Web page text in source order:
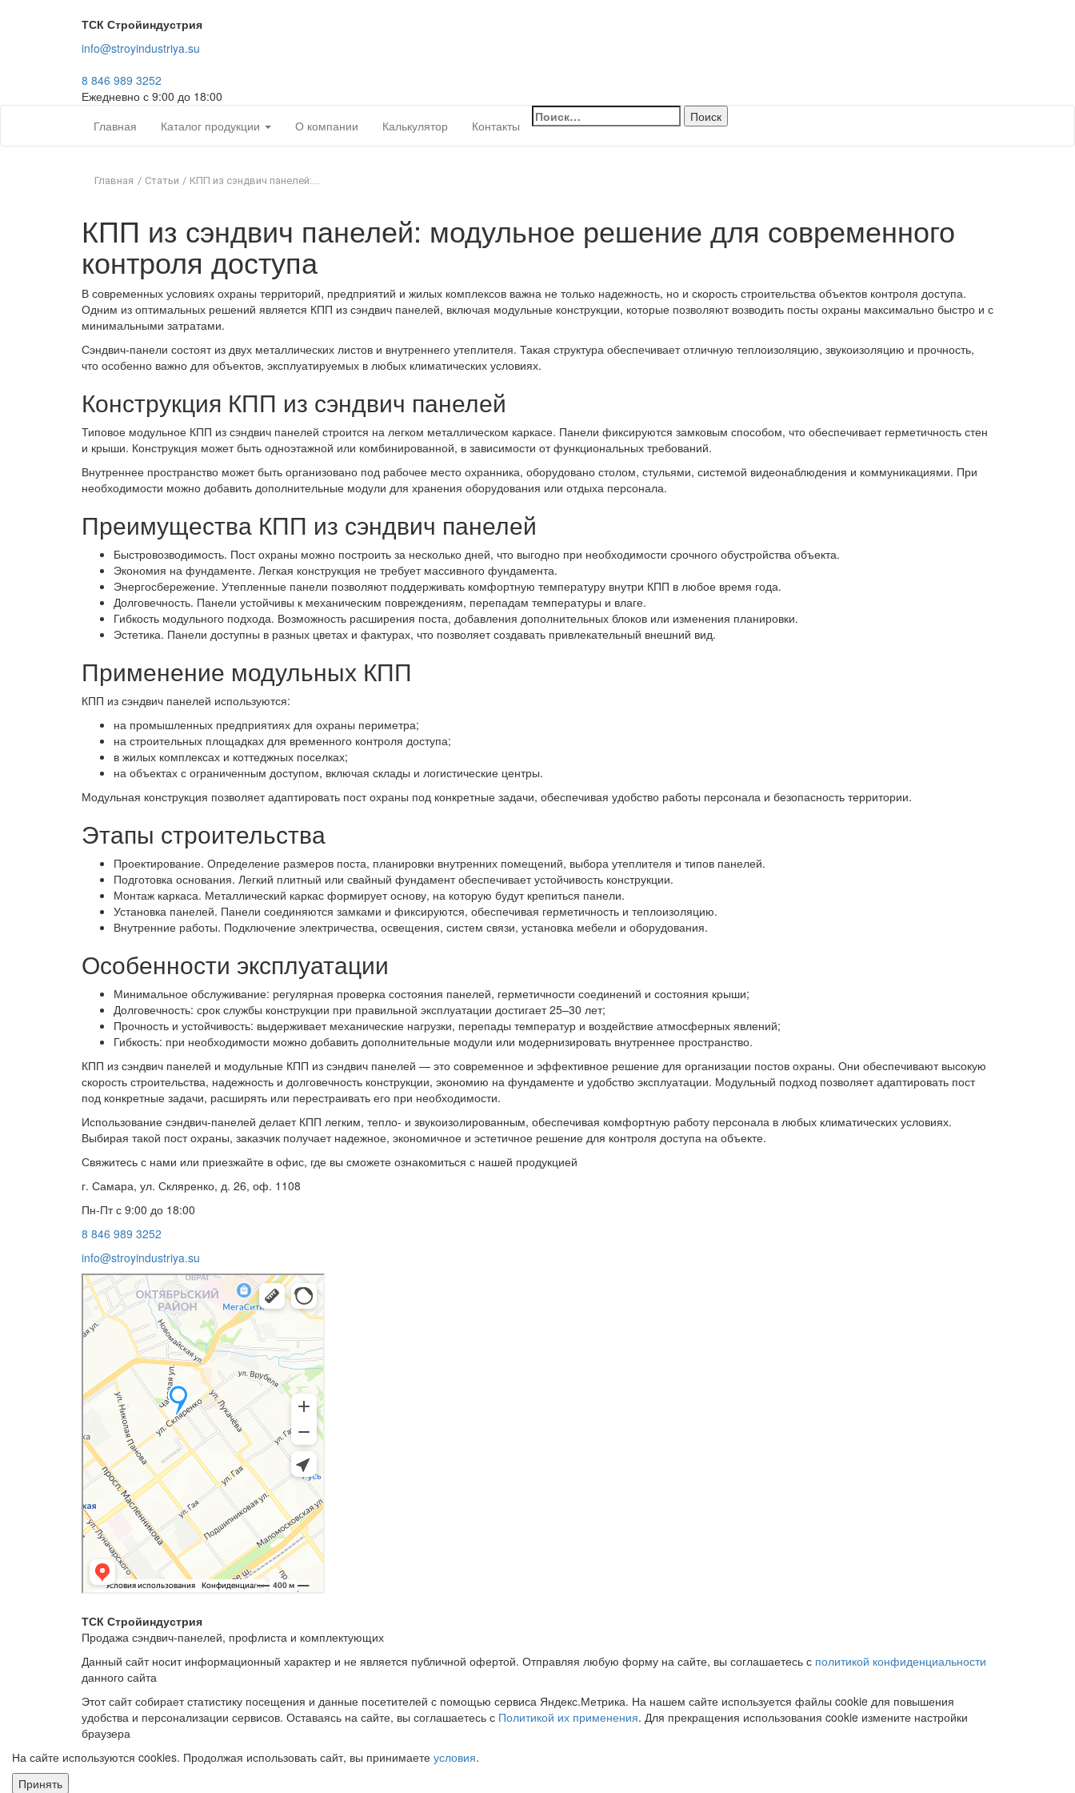
ТСК Стройиндустрия
info@stroyindustriya.su
8 846 989 3252
Ежедневно с 9:00 до 18:00
Главная
Каталог продукции О компании Калькулятор Контакты
Найти:
Главная / Статьи / КПП из сэндвич панелей:...
КПП из сэндвич панелей: модульное решение для современного
контроля доступа
В современных условиях охраны территорий, предприятий и жилых комплексов важна не только надежность, но и скорость строительства объектов контроля доступа.
Одним из оптимальных решений является КПП из сэндвич панелей, включая модульные конструкции, которые позволяют возводить посты охраны максимально быстро и с
минимальными затратами.
Сэндвич-панели состоят из двух металлических листов и внутреннего утеплителя. Такая структура обеспечивает отличную теплоизоляцию, звукоизоляцию и прочность,
что особенно важно для объектов, эксплуатируемых в любых климатических условиях.
Конструкция КПП из сэндвич панелей
Типовое модульное КПП из сэндвич панелей строится на легком металлическом каркасе. Панели фиксируются замковым способом, что обеспечивает герметичность стен
и крыши. Конструкция может быть одноэтажной или комбинированной, в зависимости от функциональных требований.
Внутреннее пространство может быть организовано под рабочее место охранника, оборудовано столом, стульями, системой видеонаблюдения и коммуникациями. При
необходимости можно добавить дополнительные модули для хранения оборудования или отдыха персонала.
Преимущества КПП из сэндвич панелей
Быстровозводимость. Пост охраны можно построить за несколько дней, что выгодно при необходимости срочного обустройства объекта.
Экономия на фундаменте. Легкая конструкция не требует массивного фундамента.
Энергосбережение. Утепленные панели позволяют поддерживать комфортную температуру внутри КПП в любое время года.
Долговечность. Панели устойчивы к механическим повреждениям, перепадам температуры и влаге.
Гибкость модульного подхода. Возможность расширения поста, добавления дополнительных блоков или изменения планировки.
Эстетика. Панели доступны в разных цветах и фактурах, что позволяет создавать привлекательный внешний вид.
Применение модульных КПП
КПП из сэндвич панелей используются:
на промышленных предприятиях для охраны периметра;
на строительных площадках для временного контроля доступа;
в жилых комплексах и коттеджных поселках;
на объектах с ограниченным доступом, включая склады и логистические центры.
Модульная конструкция позволяет адаптировать пост охраны под конкретные задачи, обеспечивая удобство работы персонала и безопасность территории.
Этапы строительства
Проектирование. Определение размеров поста, планировки внутренних помещений, выбора утеплителя и типов панелей.
Подготовка основания. Легкий плитный или свайный фундамент обеспечивает устойчивость конструкции.
Монтаж каркаса. Металлический каркас формирует основу, на которую будут крепиться панели.
Установка панелей. Панели соединяются замками и фиксируются, обеспечивая герметичность и теплоизоляцию.
Внутренние работы. Подключение электричества, освещения, систем связи, установка мебели и оборудования.
Особенности эксплуатации
Минимальное обслуживание: регулярная проверка состояния панелей, герметичности соединений и состояния крыши;
Долговечность: срок службы конструкции при правильной эксплуатации достигает 25–30 лет;
Прочность и устойчивость: выдерживает механические нагрузки, перепады температур и воздействие атмосферных явлений;
Гибкость: при необходимости можно добавить дополнительные модули или модернизировать внутреннее пространство.
КПП из сэндвич панелей и модульные КПП из сэндвич панелей — это современное и эффективное решение для организации постов охраны. Они обеспечивают высокую
скорость строительства, надежность и долговечность конструкции, экономию на фундаменте и удобство эксплуатации. Модульный подход позволяет адаптировать пост
под конкретные задачи, расширять или перестраивать его при необходимости.
Использование сэндвич-панелей делает КПП легким, тепло- и звукоизолированным, обеспечивая комфортную работу персонала в любых климатических условиях.
Выбирая такой пост охраны, заказчик получает надежное, экономичное и эстетичное решение для контроля доступа на объекте.
Свяжитесь с нами или приезжайте в офис, где вы сможете ознакомиться с нашей продукцией
г. Самара, ул. Скляренко, д. 26, оф. 1108
Пн-Пт с 9:00 до 18:00
8 846 989 3252
info@stroyindustriya.su
ТСК Стройиндустрия
Продажа сэндвич-панелей, профлиста и комплектующих
Данный сайт носит информационный характер и не является публичной офертой. Отправляя любую форму на сайте, вы соглашаетесь с политикой конфиденциальности
данного сайта
Этот сайт собирает статистику посещения и данные посетителей с помощью сервиса Яндекс.Метрика. На нашем сайте используется файлы cookie для повышения
удобства и персонализации сервисов. Оставаясь на сайте, вы соглашаетесь с Политикой их применения. Для прекращения использования cookie измените настройки
браузера
На сайте используются cookies. Продолжая использовать сайт, вы принимаете условия.
Принять